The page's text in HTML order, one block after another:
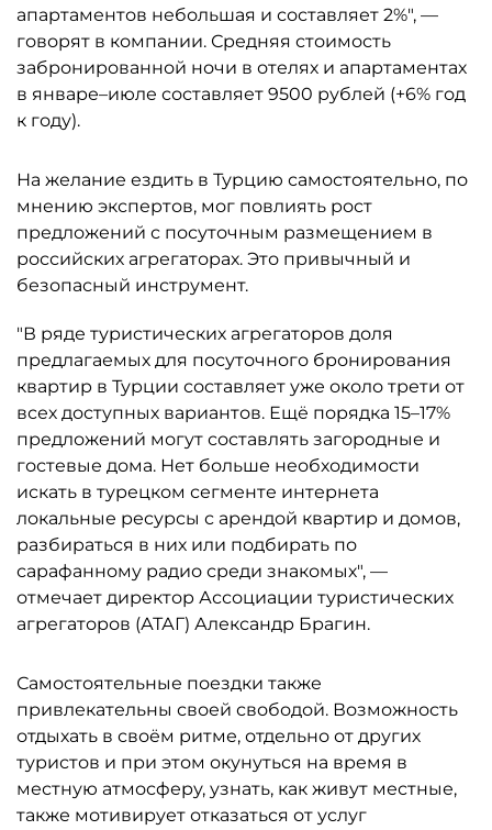
апартаментов небольшая и составляет 2%", —
говорят в компании. Средняя стоимость
забронированной ночи в отелях и апартаментах
в январе–июле составляет 9500 рублей (+6% год
к году).
На желание ездить в Турцию самостоятельно, по
мнению экспертов, мог повлиять рост
предложений с посуточным размещением в
российских агрегаторах. Это привычный и
безопасный инструмент.
"В ряде туристических агрегаторов доля
предлагаемых для посуточного бронирования
квартир в Турции составляет уже около трети от
всех доступных вариантов. Ещё порядка 15–17%
предложений могут составлять загородные и
гостевые дома. Нет больше необходимости
искать в турецком сегменте интернета
локальные ресурсы с арендой квартир и домов,
разбираться в них или подбирать по
сарафанному радио среди знакомых", —
отмечает директор Ассоциации туристических
агрегаторов (АТАГ) Александр Брагин.
Самостоятельные поездки также
привлекательны своей свободой. Возможность
отдыхать в своём ритме, отдельно от других
туристов и при этом окунуться на время в
местную атмосферу, узнать, как живут местные,
также мотивирует отказаться от услуг